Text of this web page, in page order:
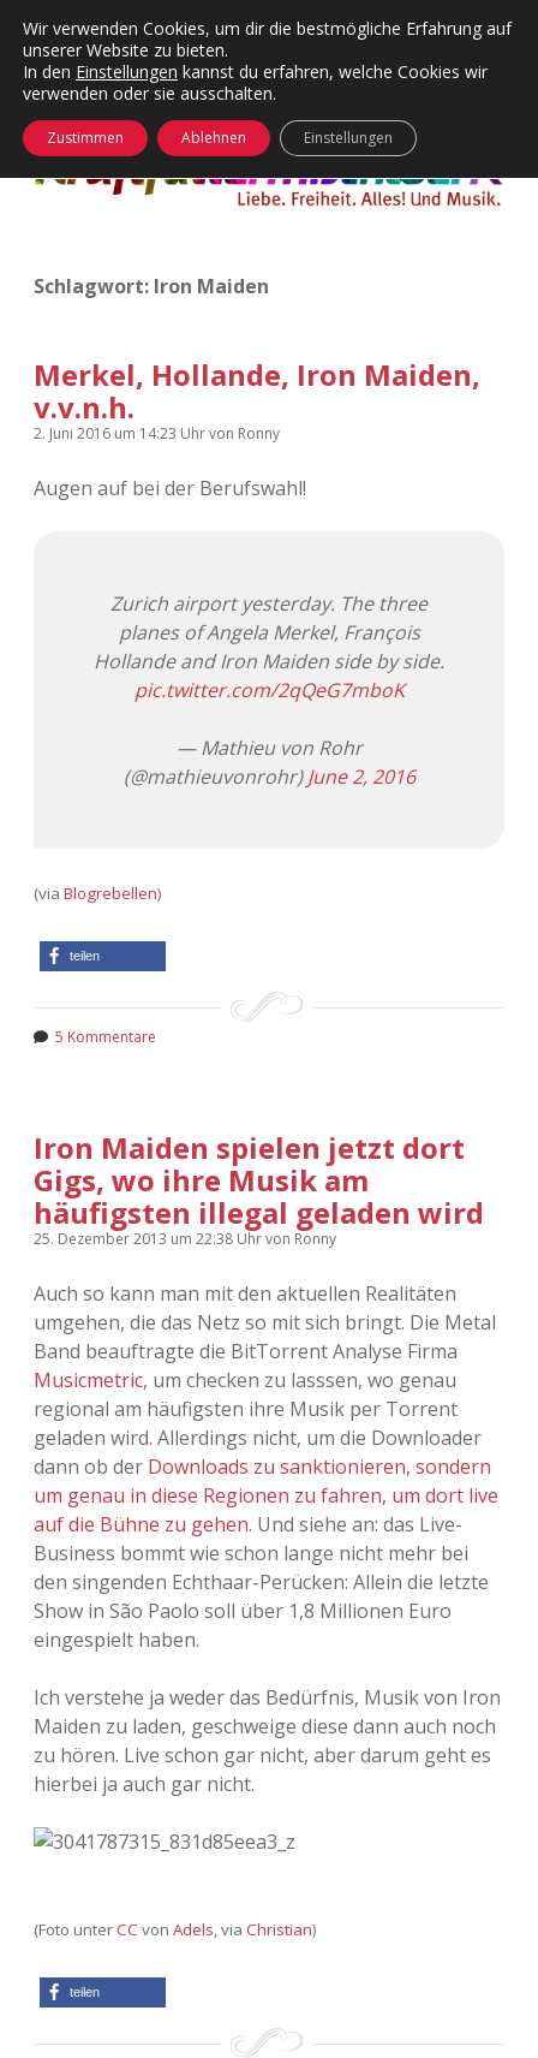
Kategorien
Menü
24 Hours Chilling
Die Wende
KFMW-Disco
Wandnotizen
KFMW-Disco
Dates
Contact
Menü
öffnen
Adventskalender 2014
Adventskalender 2015
Adventskalender 2016
Adventskalender 2023
Adventskalender 2024
öffnen
Schlagwort: Iron Maiden
Merkel, Hollande, Iron Maiden,
v.v.n.h.
2. Juni 2016 um 14:23 Uhrvon Ronny
Augen auf bei der Berufswahl!
Zurich airport yesterday. The three
planes of Angela Merkel, François
Hollande and Iron Maiden side by side.
pic.twitter.com/2qQeG7mboK
— Mathieu von Rohr
(@mathieuvonrohr)June 2, 2016
(via Blogrebellen)
teilen
5 Kommentare
Iron Maiden spielen jetzt dort
Gigs, wo ihre Musik am
häufigsten illegal geladen wird
25. Dezember 2013 um 22:38 Uhrvon Ronny
Auch so kann man mit den aktuellen Realitäten
umgehen, die das Netz so mit sich bringt. Die Metal
Band beauftragte die BitTorrent Analyse Firma
Musicmetric, um checken zu lasssen, wo genau
regional am häufigsten ihre Musik per Torrent
geladen wird. Allerdings nicht, um die Downloader
dann ob der Downloads zu sanktionieren, sondern
um genau in diese Regionen zu fahren, um dort live
auf die Bühne zu gehen. Und siehe an: das Live-
Business bommt wie schon lange nicht mehr bei
den singenden Echthaar-Perücken: Allein die letzte
Show in São Paolo soll über 1,8 Millionen Euro
eingespielt haben.
Ich verstehe ja weder das Bedürfnis, Musik von Iron
Maiden zu laden, geschweige diese dann auch noch
zu hören. Live schon gar nicht, aber darum geht es
hierbei ja auch gar nicht.
(Foto unterCC von Adels, via Christian)
teilen
Wir verwenden Cookies, um dir die bestmögliche Erfahrung auf
unserer Website zu bieten.
In den Einstellungen kannst du erfahren, welche Cookies wir
verwenden oder sie ausschalten.
Zustimmen Ablehnen Einstellungen